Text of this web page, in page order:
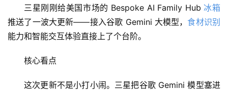
三星刚刚给美国市场的 Bespoke AI Family Hub 冰箱
推送了一波大更新——接入谷歌 Gemini 大模型， 食材识别
能力和智能交互体验直接上了个台阶。
核心看点
这次更新不是小打小闹。三星把谷歌 Gemini 模型塞进